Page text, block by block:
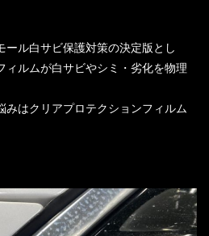
ール白サビ保護対策の決定版とし
ィルムが白サビやシミ・劣化を物理
みはクリアプロテクションフィルム